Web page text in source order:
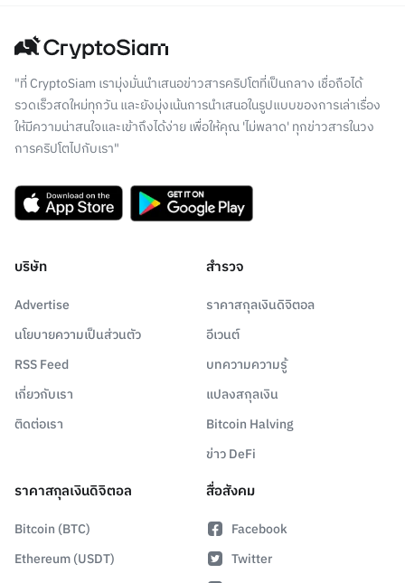
"ที่ CryptoSiam เรามุ่งมั่นนำเสนอข่าวสารคริปโตที่เป็นกลาง เชื่อถือได้
รวดเร็วสดใหม่ทุกวัน และยังมุ่งเน้นการนำเสนอในรูปแบบของการเล่าเรื่อง
ให้มีความน่าสนใจและเข้าถึงได้ง่าย เพื่อให้คุณ 'ไม่พลาด' ทุกข่าวสารในวง
การคริปโตไปกับเรา"
บริษัท
Advertise
นโยบายความเป็นส่วนตัว
RSS Feed
เกี่ยวกับเรา
ติดต่อเรา
สำรวจ
ราคาสกุลเงินดิจิตอล
อีเวนต์
บทความความรู้
แปลงสกุลเงิน
Bitcoin Halving
ข่าว DeFi
ราคาสกุลเงินดิจิตอล
Bitcoin (BTC)
Ethereum (USDT)
สื่อสังคม
Facebook
Twitter